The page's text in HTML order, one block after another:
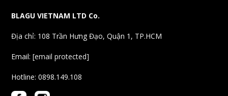
BLAGU VIETNAM LTD Co.
Địa chỉ: 108 Trần Hưng Đạo, Quận 1, TP.HCM
Email:[email protected]
Hotline: 0898.149.108